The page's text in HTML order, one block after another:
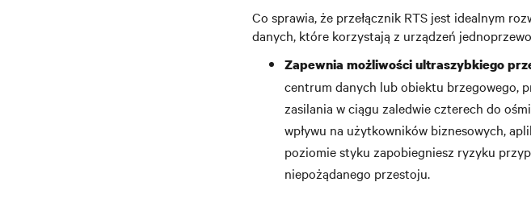
Co sprawia, że przełącznik RTS jest idealnym
danych, które korzystają z urządzeń
Zapewnia możliwości ultraszybkiego
centrum danych lub obiektu brzegowego,
zasilania w ciągu zaledwie czterech do
wpływu na użytkowników biznesowych,
poziomie styku zapobiegniesz ryzyku
niepożądanego przestoju.